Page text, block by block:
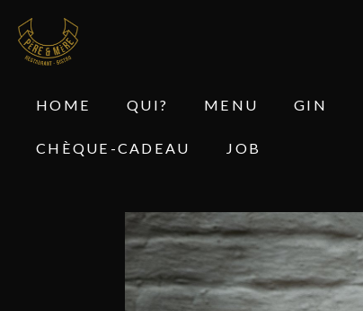
HOME QUI? MENU GIN
CHÈQUE-CADEAU JOB